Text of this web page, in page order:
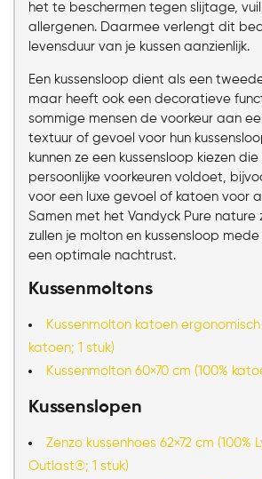
het te beschermen tegen slijtage,
allergenen. Daarmee verlengt dit
levensduur van je kussen aanzienlijk.
Een kussensloop dient als een
maar heeft ook een decoratieve
sommige mensen de voorkeur aan
textuur of gevoel voor hun
kunnen ze een kussensloop kiezen
persoonlijke voorkeuren voldoet,
voor een luxe gevoel of katoen voor
Samen met het Vandyck Pure nature
zullen je molton en kussensloop
een optimale nachtrust.
Kussenmoltons
Kussenmolton katoen ergonomisch
katoen; 1 stuk)
Kussenmolton 60×70 cm (100%
Kussenslopen
Zenzo kussenhoes 62×72 cm (100%
Outlast®; 1 stuk)